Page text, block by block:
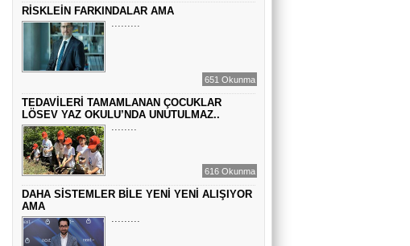
Çiğdem Yorgancıoğlu
İkilikli ve İkircikli Tabiat Diyalektiğinde
Mobius Spiral Mucizeler, Akış ve Doğa
Döngüsünün Bilgeliği...
GEÇMİŞİN SIRLARINA VAKIF OLUN
EMİR EMİRHANOĞLU
BAYRAMDA ARA VERİN
MACİT SOYDAN
RİSKLEİN FARKINDALAR AMA
.........
651 Okunma
TEDAVİLERİ TAMAMLANAN ÇOCUKLAR
LÖSEV YAZ OKULU’NDA UNUTULMAZ..
........
616 Okunma
DAHA SİSTEMLER BİLE YENİ YENİ ALIŞIYOR
AMA
.........